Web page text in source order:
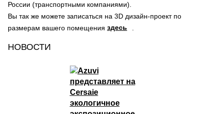
России (транспортными компаниями).
Вы так же можете записаться на 3D дизайн-проект по
размерам вашего помещения здесь
НОВОСТИ